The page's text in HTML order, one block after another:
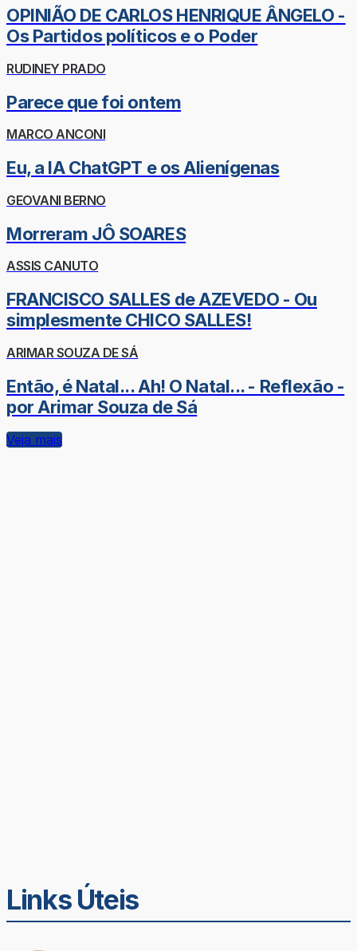
OPINIÃO DE CARLOS HENRIQUE ÂNGELO -
Os Partidos políticos e o Poder
RUDINEY PRADO
Parece que foi ontem
MARCO ANCONI
Eu, a IA ChatGPT e os Alienígenas
GEOVANI BERNO
Morreram JÔ SOARES
ASSIS CANUTO
FRANCISCO SALLES de AZEVEDO - Ou
simplesmente CHICO SALLES!
ARIMAR SOUZA DE SÁ
Então, é Natal... Ah! O Natal... - Reflexão -
por Arimar Souza de Sá
Veja mais
Links Úteis